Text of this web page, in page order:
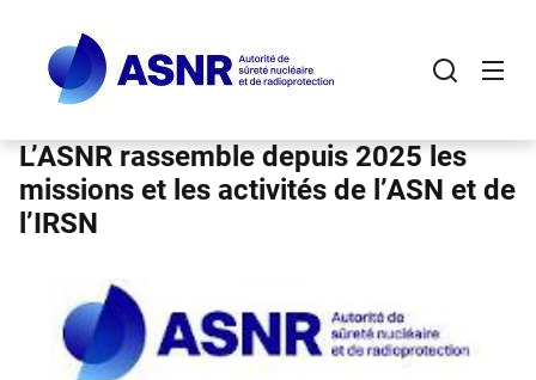
contenu
principal
L’ASNR rassemble depuis 2025 les
missions et les activités de l’ASN et de
l’IRSN